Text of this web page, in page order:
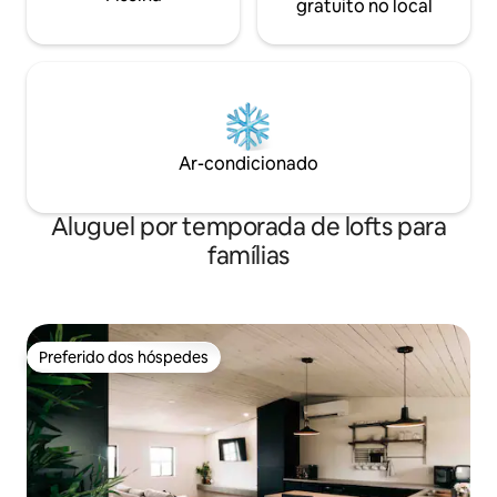
gratuito no local
Ar-condicionado
Aluguel por temporada de lofts para
famílias
Preferido dos hóspedes
Preferido dos hóspedes